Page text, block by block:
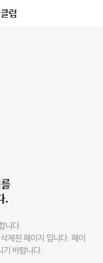
럽
.
니다.
제된 페이지 입니다. 페이
기 바랍니다.